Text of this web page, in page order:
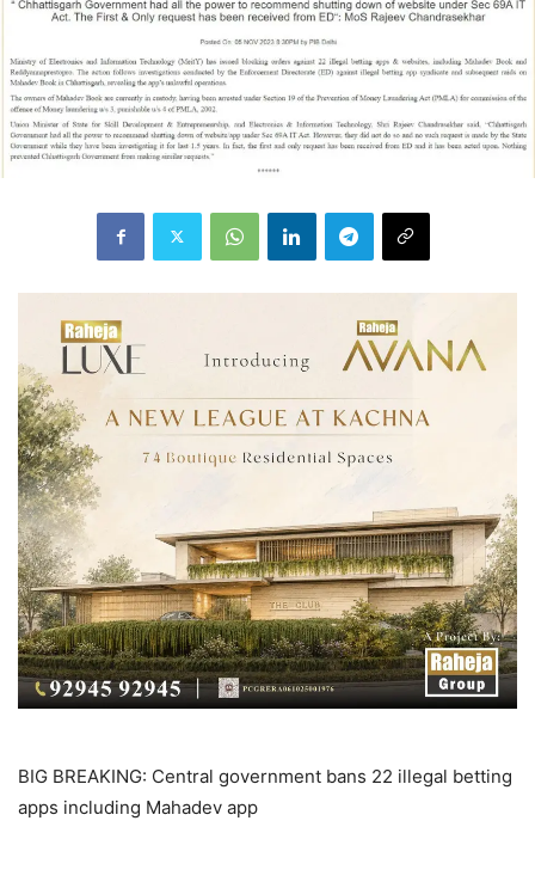
BIG BREAKING: Central government bans 22 illegal betting
apps including Mahadev app